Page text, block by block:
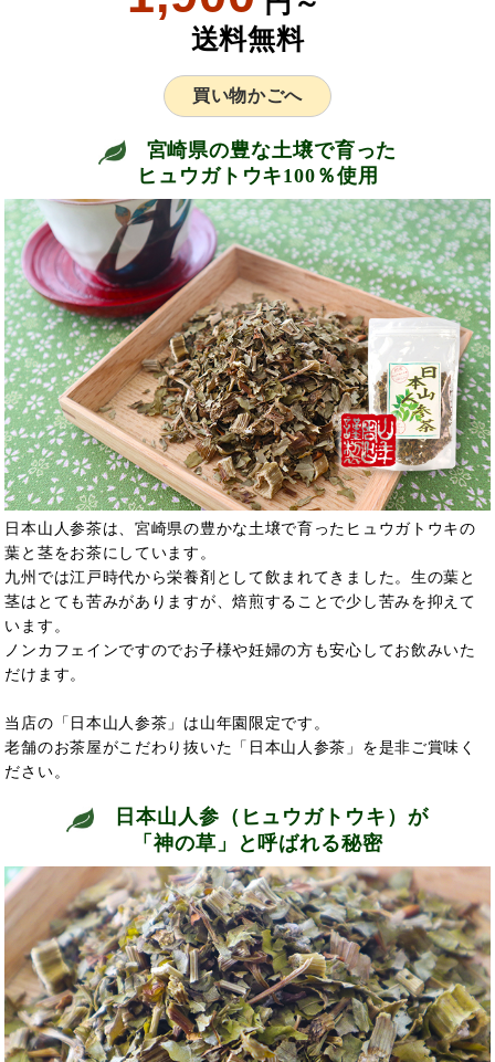
送料無料
買い物かごへ
宮崎県の豊な土壌で育った
ヒュウガトウキ100％使用
日本山人参茶は、宮崎県の豊かな土壌で育ったヒュウガトウキの
葉と茎をお茶にしています。
九州では江戸時代から栄養剤として飲まれてきました。生の葉と
茎はとても苦みがありますが、焙煎することで少し苦みを抑えて
います。
ノンカフェインですのでお子様や妊婦の方も安心してお飲みいた
だけます。
当店の「日本山人参茶」は山年園限定です。
老舗のお茶屋がこだわり抜いた「日本山人参茶」を是非ご賞味く
ださい。
日本山人参（ヒュウガトウキ）が
「神の草」と呼ばれる秘密